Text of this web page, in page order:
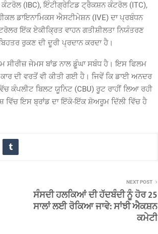
(IBC), ਇੰਟੀਗ੍ਰੇਟਿਡ ਟ੍ਰੈਕਸ਼ਨ ਕੰਟਰੋਲ (ITC),
ਡਾਇਨਾਮਿਕਸ ਐਸਟੀਮੇਸ਼ਨ (IVE) ਦਾ ਪ੍ਰਬੰਧਨ
ਇੱਕ ਏਕੀਕ੍ਰਿਤ ਵਾਹਨ ਗਤੀਸ਼ੀਲਤਾ ਨਿਯੰਤਰਣ
ਰੁਕਣ ਦੀ ਦੂਰੀ ਪ੍ਰਦਾਨ ਕਰਦਾ ਹੈ।
ਸੀਰੀਜ਼ ਜੇਮਸ ਬਾਂਡ ਨਾਲ ਡੂੰਘਾ ਸਬੰਧ ਹੈ। ਇਸ ਫਿਲਮ
ਦੀ ਵਰਤੋਂ ਵੀ ਕੀਤੀ ਗਈ ਹੈ। ਜਿਵੇਂ ਕਿ ਡਾਈ ਅਨਦਰ
ਬਿਲਟ ਯੂਨਿਟ (CBU) ਰੂਟ ਰਾਹੀਂ ਲਿਆ ਰਹੀ
ਵਿੱਚ ਇਸ ਬ੍ਰਾਂਡ ਦਾ ਇੱਕੋ-ਇੱਕ ਸ਼ੋਅਰੂਮ ਦਿੱਲੀ ਵਿੱਚ ਹੈ
NEXT POST
ਸੰਸਦੀ ਹਲਕਿਆਂ ਦੀ ਹੱਦਬੰਦੀ ਨੂੰ ਹੋਰ 25
ਸਾਲਾਂ ਲਈ ਰੋਕਿਆ ਜਾਵੇ: ਸਾਂਝੀ ਐਕਸ਼ਨ
ਕਮੇਟੀ